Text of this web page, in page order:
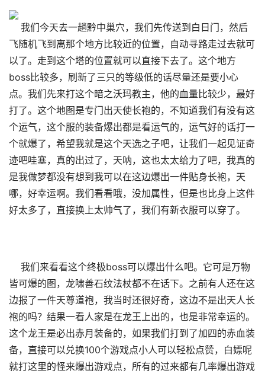
我们今天去一趟黔中巢穴，我们先传送到白日门，然后
飞随机飞到离那个地方比较近的位置，自动寻路走过去就可
以了。走到这个塔的位置就可以直接下去了。这个地方
boss比较多，刷新了三只的等级低的话尽量还是要小心
点。我们先来打这个暗之沃玛教主，他的血量比较少，最好
打了。这个地图是专门出天使长袍的，不知道我们有没有这
个运气，这个服的装备爆出都是看运气的，运气好的话打一
个就爆了，希望我就是这个天选之子吧，让我们一起见证奇
迹吧哇塞，真的出过了，天呐，这也太太给力了吧，我真的
是我做梦都没有想到我可以在这边爆出一件贴身长袍，天
哪，好幸运啊。我们看看哦，没加属性，但是也比身上这件
好太多了，直接换上太帅气了，我们有新衣服可以穿了。
我们来看看这个终极boss可以爆出什么吧。它可是万物
皆可爆的图，龙啸善石纹法杖都不在话下。之前有人还在这
边报了一件天尊道袍，我当时还很好奇，这边不是出天人长
袍的吗？结果一看人家是在龙王上出的，也是非常幸运的。
这个龙王是必出赤月装备的，如果我们打到了加四的赤血装
备，直接可以兑换100个游戏点小人可以轻松点赞，白嫖呢
就打这里的怪来爆出游戏点，所有的过来都有几率爆出游戏